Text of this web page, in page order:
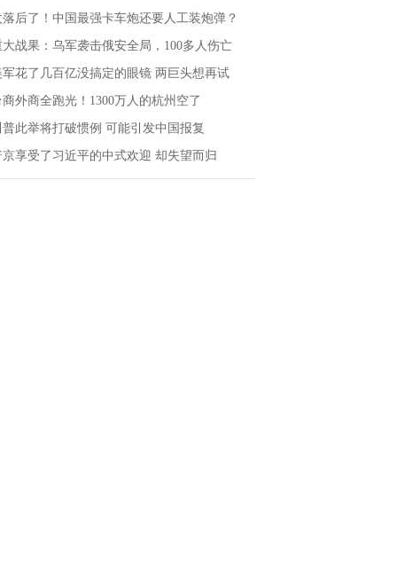
落后了！中国最强卡车炮还要人工装炮弹？
大战果：乌军袭击俄安全局，100多人伤亡
军花了几百亿没搞定的眼镜 两巨头想再试
商外商全跑光！1300万人的杭州空了
普此举将打破惯例 可能引发中国报复
京享受了习近平的中式欢迎 却失望而归